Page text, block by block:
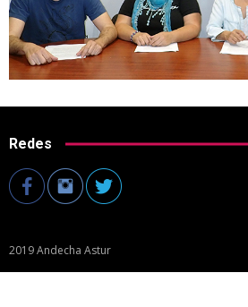
Redes
2019 Andecha Astur